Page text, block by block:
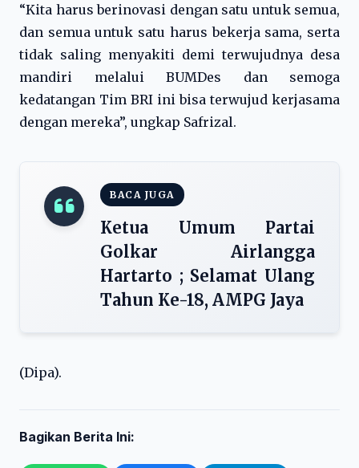
“Kita harus berinovasi dengan satu untuk semua,
dan semua untuk satu harus bekerja sama, serta
tidak saling menyakiti demi terwujudnya desa
mandiri melalui BUMDes dan semoga
kedatangan Tim BRI ini bisa terwujud kerjasama
dengan mereka”, ungkap Safrizal.
BACA JUGA
Ketua Umum Partai
Golkar Airlangga
Hartarto ; Selamat Ulang
Tahun Ke-18, AMPG Jaya
(Dipa).
Bagikan Berita Ini: